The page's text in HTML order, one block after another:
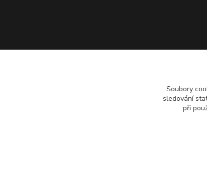
Soubory
sledování
při